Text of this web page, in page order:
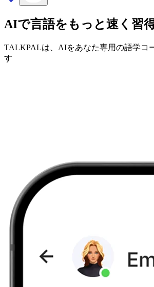
AIで言語をもっと速く習
TALKPALは、AIをあなた専用の語学コ
す